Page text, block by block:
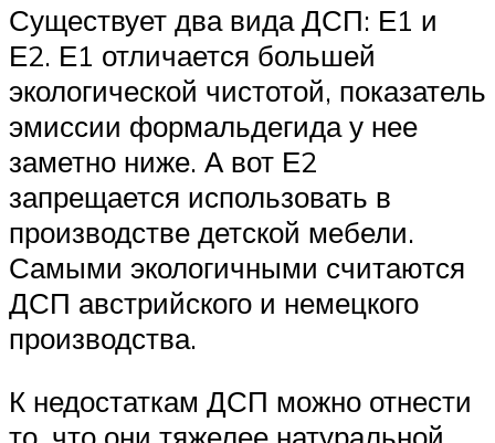
Существует два вида ДСП: Е1 и
Е2. Е1 отличается большей
экологической чистотой, показатель
эмиссии формальдегида у нее
заметно ниже. А вот Е2
запрещается использовать в
производстве детской мебели.
Самыми экологичными считаются
ДСП австрийского и немецкого
производства.
К недостаткам ДСП можно отнести